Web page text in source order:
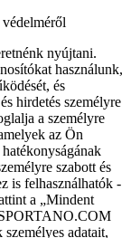
nyújtani.
használunk,
és
hirdetés személyre
a személyre
az Ön
szabott és
is felhasználhatók -
a „Mindent
adatait,